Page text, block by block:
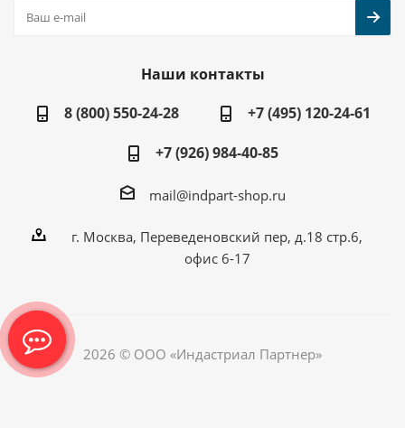
Наши контакты
8 (800) 550-24-28
+7 (495) 120-24-61
+7 (926) 984-40-85
mail@indpart-shop.ru
г. Москва, Переведеновский пер, д.18 стр.6,
офис 6-17
2026 © ООО «Индастриал Партнер»